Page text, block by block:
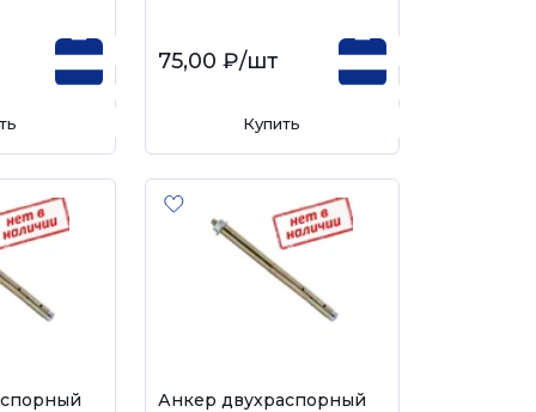
75,00 ₽/шт
Купить
Анкер двухраспорный